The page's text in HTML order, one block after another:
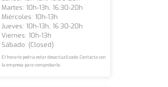
Martes: 10h-13h, 16:30-20h
Miércoles: 10h-13h
Jueves: 10h-13h, 16:30-20h
Viernes: 10h-13h
Sábado: (closed)
El horario podría estar desactualizado. Contacta con
la empresa para comprobarlo.